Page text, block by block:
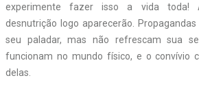
experimente fazer isso a vida toda!
desnutrição logo aparecerão.
seu paladar, mas não refrescam sua
funcionam no mundo físico, e o convívio
delas.